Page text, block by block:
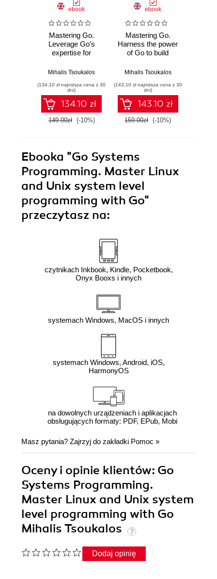
ebook
Mastering Go.
Leverage Go's
expertise for
empowering you to
professional
software - Fourth
Edition
Mihalis Tsoukalos
(134,10 zł najniższa cena z 30
dni)
134.10 zł
149.00zł (-10%)
ebook
Mastering Go.
Harness the power
of Go to build
and concurrent
services - Third
Edition
Mihalis Tsoukalos
(143,10 zł najniższa cena z 30
dni)
143.10 zł
159.00zł (-10%)
Ebooka "Go Systems
Programming. Master Linux
and Unix system level
programming with Go"
przeczytasz na:
czytnikach Inkbook, Kindle, Pocketbook,
Onyx Booxs i innych
systemach Windows, MacOS i innych
systemach Windows, Android, iOS,
HarmonyOS
na dowolnych urządzeniach i aplikacjach
obsługujących formaty: PDF, EPub, Mobi
Masz pytania? Zajrzyj do zakładki Pomoc »
Oceny i opinie klientów: Go
Systems Programming.
Master Linux and Unix system
level programming with Go
Mihalis Tsoukalos
Dodaj opinię